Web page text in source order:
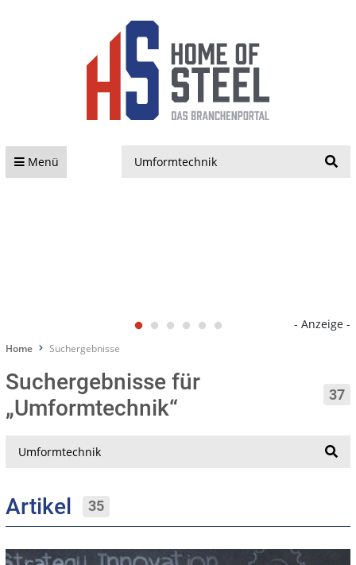
Menü
- Anzeige -
Home Suchergebnisse
Suchergebnisse für
„Umformtechnik“
37
Artikel 35